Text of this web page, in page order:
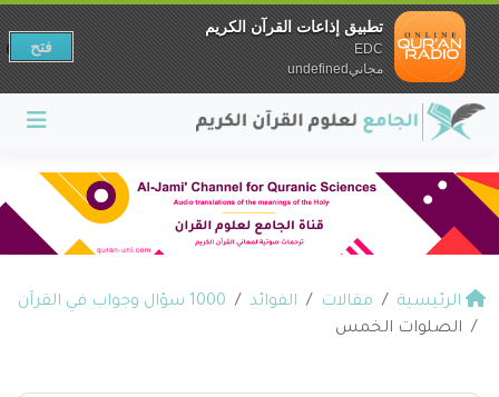
الرئيسية مقالات الفوائد
1000 سؤال وجواب في القرآن
الصلوات الخمس
تطبيق إذاعات القرآن الكريم
EDC
مجانيundefined
فتح